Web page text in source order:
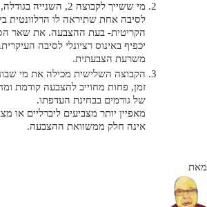
מי ששייך לקבוצה 2,
לסיבה אחת שתיראה לו הרלוונטית
הקריטית- בעת ההצבעה. את שאר
יכפיף באינוס רציונלי לסיבה העיקרית.
משרעת הצבעתית.
הקבוצה השלישית מכילה את מי
זמן, פחות מחוייב להצבעה קודמת
של גורמים בבחינת העדפתו.
מאפיין יותר מצביעים ליברליים או
אינה חלק ממשוואת ההצבעה.
מאת